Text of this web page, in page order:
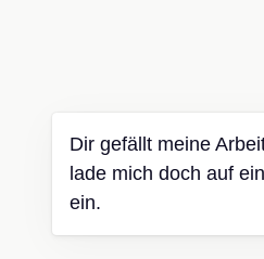
Dir gefällt meine
lade mich doch auf
ein.